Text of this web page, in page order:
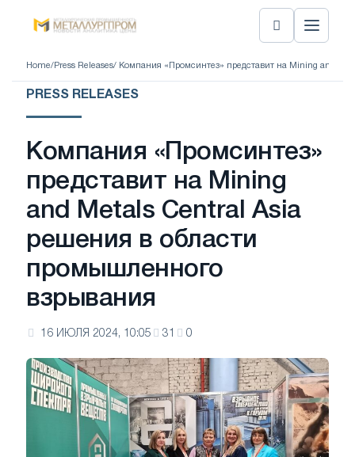
Home/ Press Releases/ Компания «Промсинтез» представит на Mining and
PRESS RELEASES
Компания «Промсинтез»
представит на Mining
and Metals Central Asia
решения в области
промышленного
взрывания
16 ИЮЛЯ 2024, 10:05 31 0